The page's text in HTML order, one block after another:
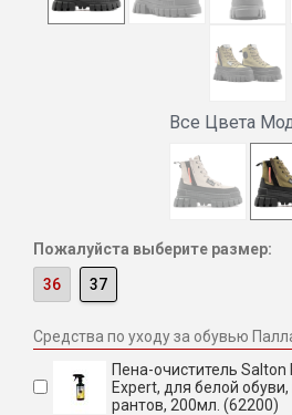
Все Цвета
Пожалуйста выберите размер:
36
37
Средства по уходу за обувью
Пена-очиститель Salton
Expert, для белой
рантов, 200мл. (62200)